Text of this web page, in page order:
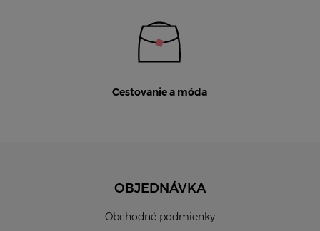
Cestovanie a móda
OBJEDNÁVKA
Obchodné podmienky